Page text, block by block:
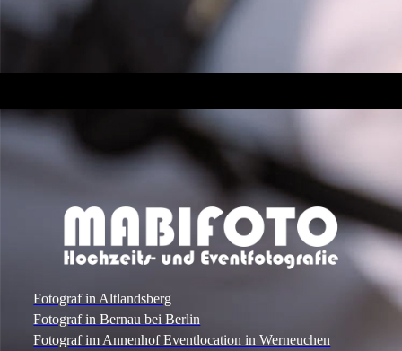
Fotograf in Altlandsberg
Fotograf in Bernau bei Berlin
Fotograf im Annenhof Eventlocation in Werneuchen